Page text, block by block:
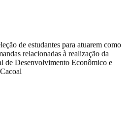
de estudantes para atuarem como
relacionadas à realização da
de Desenvolvimento Econômico e